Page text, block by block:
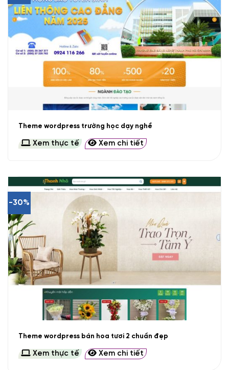
Theme wordpress trường học dạy nghề
Xem thực tế Xem chi tiết
-30%
Theme wordpress bán hoa tươi 2 chuẩn đẹp
Xem thực tế Xem chi tiết